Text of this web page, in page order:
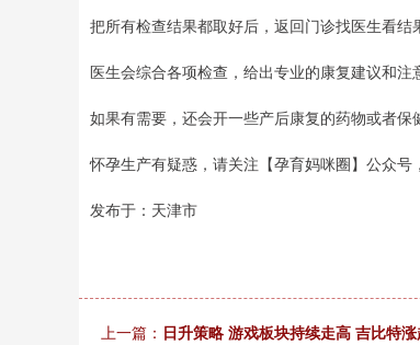
把所有检查结果都取好后，返回门诊找医生看结
医生会综合各项检查，给出专业的康复建议和注
如果有需要，还会开一些产后康复的药物或者保
怀孕生产有疑惑，请关注【孕育妈咪圈】公众
发布于：天津市
上一篇： 日升策略 游戏板块持续走高 吉比特